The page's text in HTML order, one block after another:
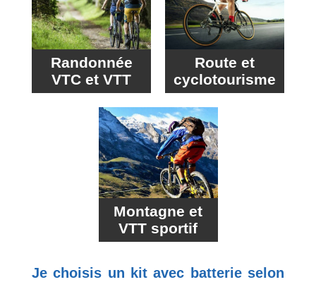
Randonnée
VTC et VTT
Route et
cyclotourisme
Montagne et
VTT sportif
Je choisis un kit avec batterie selon